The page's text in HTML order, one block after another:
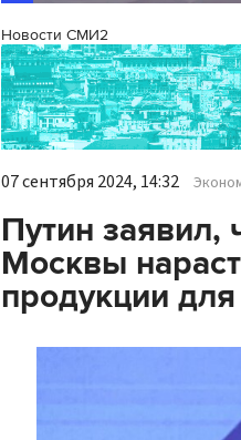
Новости СМИ2
07 сентября 2024, 14:32
Путин заявил,
Москвы
продукции